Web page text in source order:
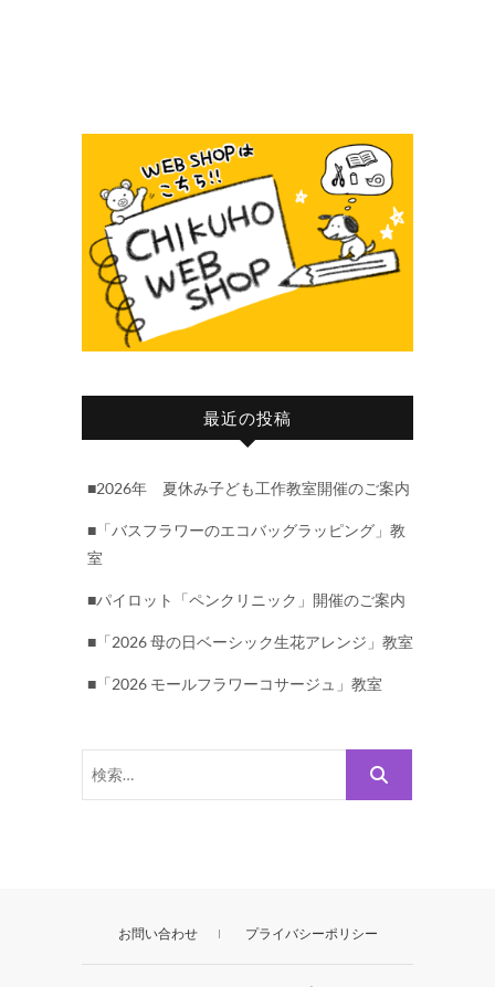
最近の投稿
■2026年 夏休み子ども工作教室開催のご案内
■「バスフラワーのエコバッグラッピング」教
室
■パイロット「ペンクリニック」開催のご案内
■「2026 母の日ベーシック生花アレンジ」教室
■「2026 モールフラワーコサージュ」教室
お問い合わせ プライバシーポリシー